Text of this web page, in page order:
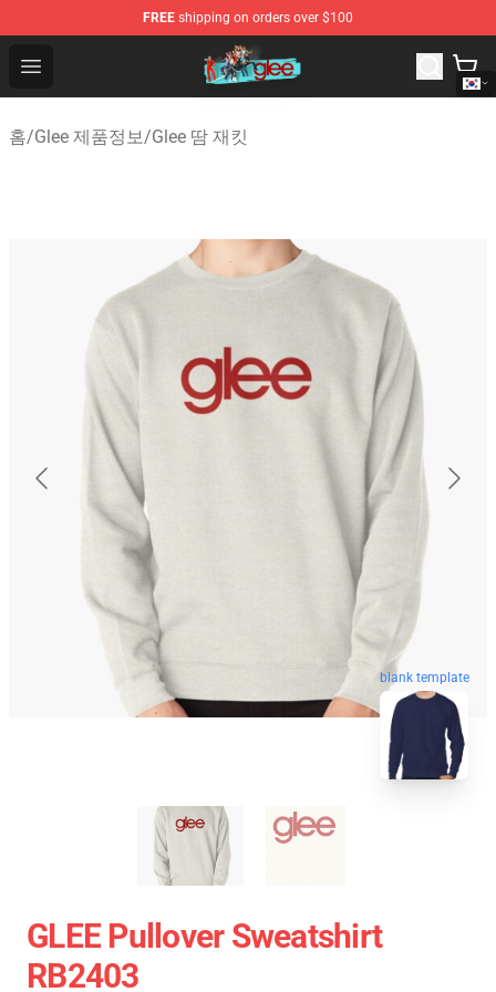
FREE shipping on orders over $100
Open menu
Glee Store - Official Glee Merchandise Shop
홈/Glee 제품정보/Glee 땀 재킷
blank template
GLEE Pullover Sweatshirt
RB2403